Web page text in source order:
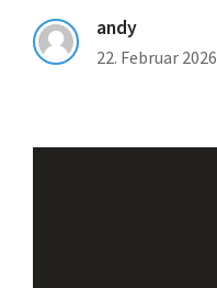
andy
22. Februar 2026